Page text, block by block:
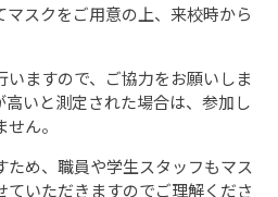
スクをご用意の上、来校時から
ますので、ご協力をお願いしま
高いと測定された場合は、参加し
ん。
ため、職員や学生スタッフもマス
ていただきますのでご理解くださ